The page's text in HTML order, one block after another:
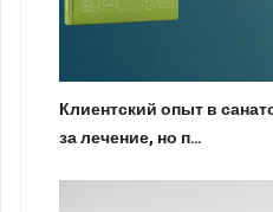
Клиентский опыт в
за лечение, но п…